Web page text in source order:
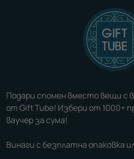
Подари спомен вместо вещи с
от Gift Tube! Избери от 1000+
ваучер за сума!
Винаги с безплатна опаковка